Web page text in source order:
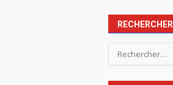
RECHERCHER
Rechercher :